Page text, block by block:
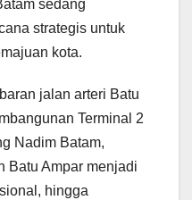
sedang
strategis untuk
kota.
jalan arteri Batu
Terminal 2
Nadim Batam,
Batu Ampar menjadi
hingga